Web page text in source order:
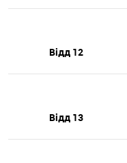
Відд 12
Відд 13